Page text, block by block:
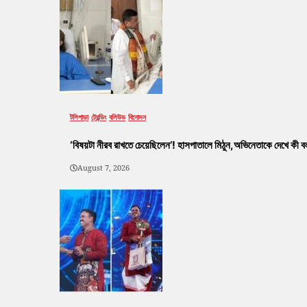
টলিপাড়া ট্রেন্ডিং বলিউড বিনোদন
‘বিষয়টা নীরব রাখতে চেয়েছিলেন’! হাসপাতালে মিঠুন,অভিনেতাকে দেখে কী
August 7, 2026